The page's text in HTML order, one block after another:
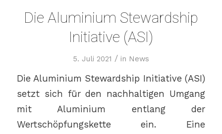
Die Aluminium Stewardship
Initiative (ASI)
5. Juli 2021 / in News
Die Aluminium Stewardship Initiative (ASI)
setzt sich für den nachhaltigen Umgang
mit Aluminium entlang der
Wertschöpfungskette ein. Eine